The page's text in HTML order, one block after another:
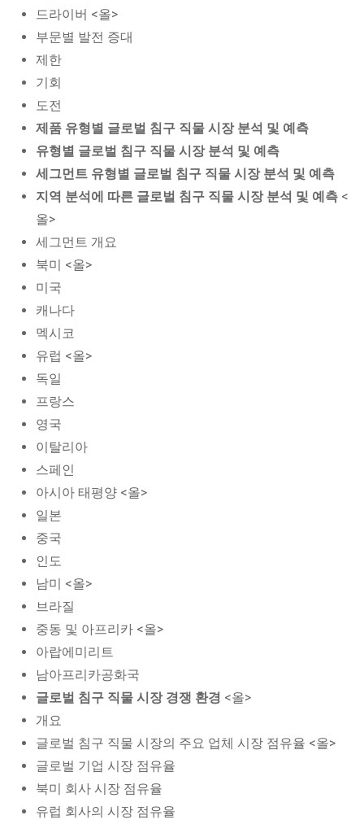
드라이버 <올>
부문별 발전 증대
제한
기회
도전
제품 유형별 글로벌 침구 직물 시장 분석 및 예측
유형별 글로벌 침구 직물 시장 분석 및 예측
세그먼트 유형별 글로벌 침구 직물 시장 분석 및 예측
지역 분석에 따른 글로벌 침구 직물 시장 분석 및 예측 <
올>
세그먼트 개요
북미 <올>
미국
캐나다
멕시코
유럽 <올>
독일
프랑스
영국
이탈리아
스페인
아시아 태평양 <올>
일본
중국
인도
남미 <올>
브라질
중동 및 아프리카 <올>
아랍에미리트
남아프리카공화국
글로벌 침구 직물 시장 경쟁 환경 <올>
개요
글로벌 침구 직물 시장의 주요 업체 시장 점유율 <올>
글로벌 기업 시장 점유율
북미 회사 시장 점유율
유럽 회사의 시장 점유율